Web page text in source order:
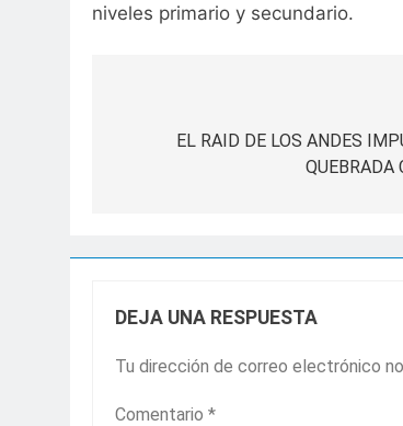
niveles primario y secundario.
EL RAID DE LOS ANDES
QUEBRADA
DEJA UNA RESPUESTA
Tu dirección de correo electrónico
Comentario *